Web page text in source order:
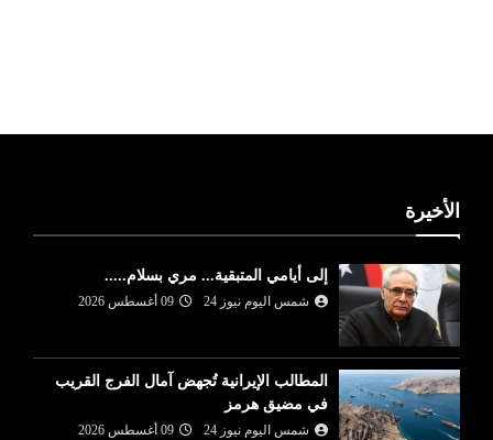
الأخيرة
إلى أيامي المتبقية... مري بسلام.....
شمس اليوم نيوز 24 09 أغسطس 2026
المطالب الإيرانية تُجهض آمال الفرج القريب
في مضيق هرمز
شمس اليوم نيوز 24 09 أغسطس 2026